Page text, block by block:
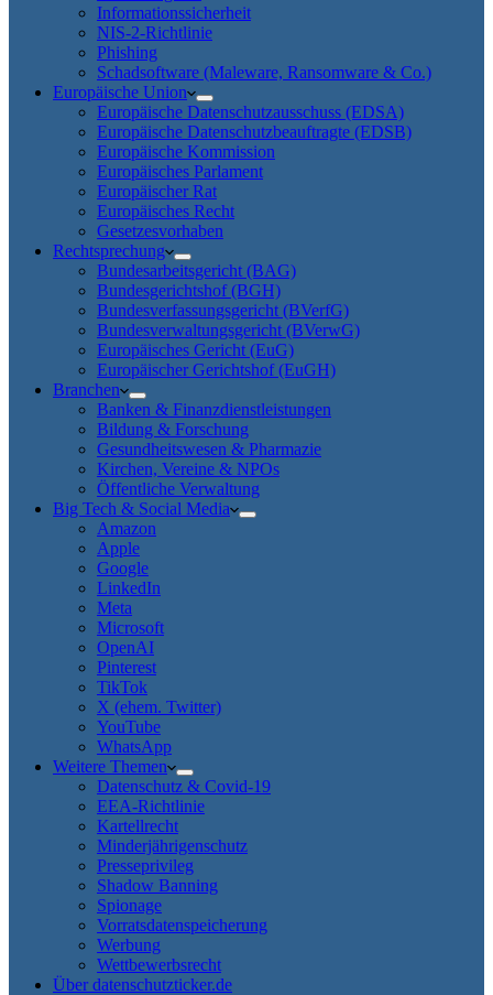
Informationssicherheit
NIS-2-Richtlinie
Phishing
Schadsoftware (Maleware, Ransomware & Co.)
Europäische Union
Europäische Datenschutzausschuss (EDSA)
Europäische Datenschutzbeauftragte (EDSB)
Europäische Kommission
Europäisches Parlament
Europäischer Rat
Europäisches Recht
Gesetzesvorhaben
Rechtsprechung
Bundesarbeitsgericht (BAG)
Bundesgerichtshof (BGH)
Bundesverfassungsgericht (BVerfG)
Bundesverwaltungsgericht (BVerwG)
Europäisches Gericht (EuG)
Europäischer Gerichtshof (EuGH)
Branchen
Banken & Finanzdienstleistungen
Bildung & Forschung
Gesundheitswesen & Pharmazie
Kirchen, Vereine & NPOs
Öffentliche Verwaltung
Big Tech & Social Media
Amazon
Apple
Google
LinkedIn
Meta
Microsoft
OpenAI
Pinterest
TikTok
X (ehem. Twitter)
YouTube
WhatsApp
Weitere Themen
Datenschutz & Covid-19
EEA-Richtlinie
Kartellrecht
Minderjährigenschutz
Presseprivileg
Shadow Banning
Spionage
Vorratsdatenspeicherung
Werbung
Wettbewerbsrecht
Über datenschutzticker.de